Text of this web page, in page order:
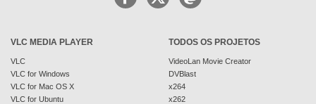
VLC MEDIA PLAYER
VLC
VLC for Windows
VLC for Mac OS X
VLC for Ubuntu
TODOS OS PROJETOS
VideoLan Movie Creator
DVBlast
x264
x262